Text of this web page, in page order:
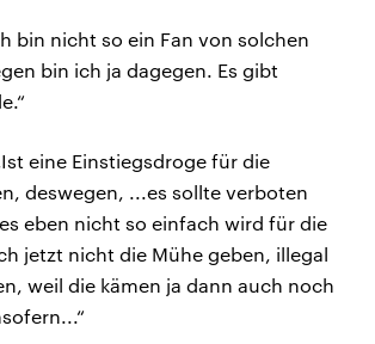
bin nicht so ein Fan von solchen
bin ich ja dagegen. Es gibt
eine Einstiegsdroge für die
deswegen, ...es sollte verboten
eben nicht so einfach wird für die
jetzt nicht die Mühe geben, illegal
weil die kämen ja dann auch noch